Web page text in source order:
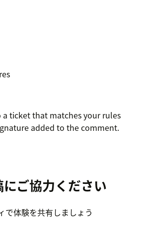
ticket that matches your rules
added to the comment.
ご協力ください
で体験を共有しましょう